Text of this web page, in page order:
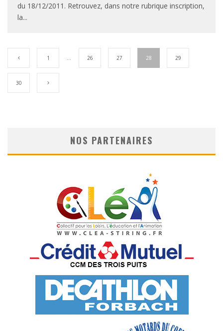
du 18/12/2011. Retrouvez, dans notre rubrique inscription,
la...
1 … 26 27 28 29
30
NOS PARTENAIRES